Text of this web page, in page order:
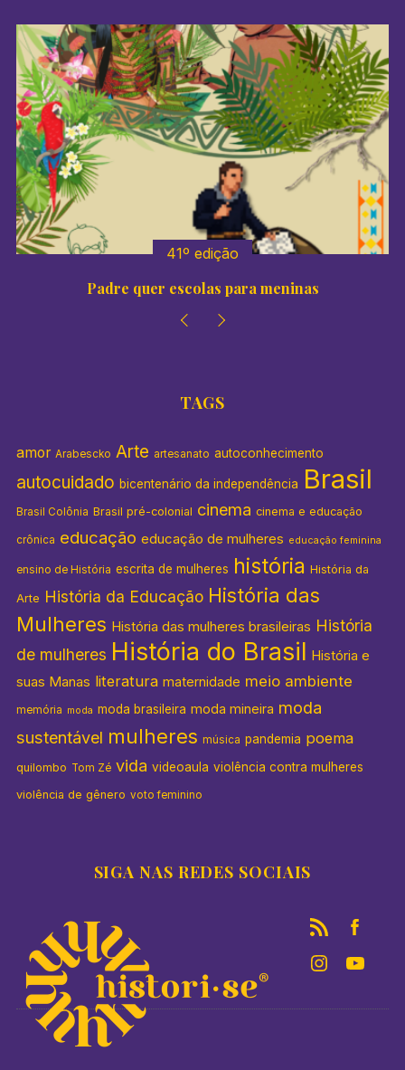
41º edição
Padre quer escolas para meninas
TAGS
amor Arabescko Arte artesanato autoconhecimento
autocuidado bicentenário da independência Brasil
Brasil Colônia Brasil pré-colonial cinema cinema e educação
crônica educação educação de mulheres educação feminina
ensino de História escrita de mulheres história História da
Arte História da Educação História das
Mulheres História das mulheres brasileiras História
de mulheres História do Brasil História e
suas Manas literatura maternidade meio ambiente
memória moda moda brasileira moda mineira moda
sustentável mulheres música pandemia poema
quilombo Tom Zé vida videoaula violência contra mulheres
violência de gênero voto feminino
SIGA NAS REDES SOCIAIS